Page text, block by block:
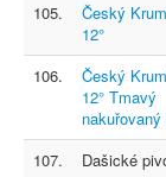
105.
Český
12°
106.
Český
12° Tmavý
107. Dašické